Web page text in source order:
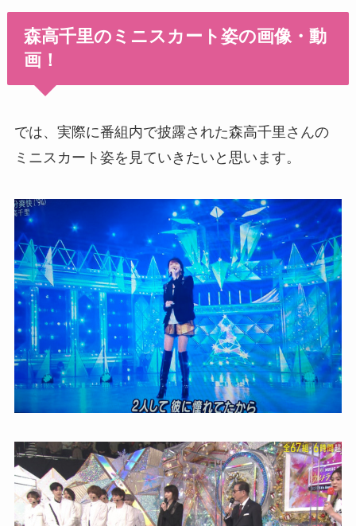
森高千里のミニスカート姿の画像・動
画！
では、実際に番組内で披露された森高千里さんの
ミニスカート姿を見ていきたいと思います。